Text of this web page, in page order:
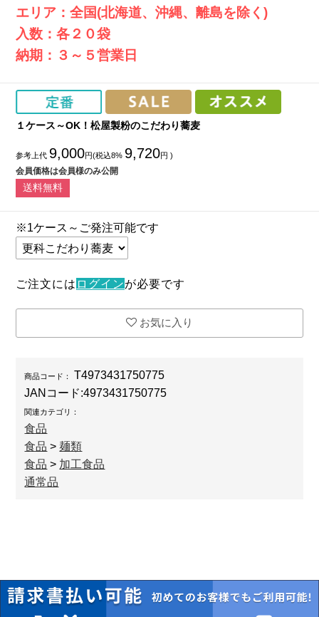
エリア：全国(北海道、沖縄、離島を除く)
入数：各２０袋
納期：３～５営業日
１ケース～OK！松屋製粉のこだわり蕎麦
参考上代 9,000円(税込8% 9,720円 )
会員価格は会員様のみ公開
送料無料
※1ケース～ご発注可能です
ご注文には ログインが必要です
お気に入り
商品コード：
T4973431750775
JANコード:4973431750775
関連カテゴリ：
食品
食品 > 麺類
食品 > 加工食品
通常品